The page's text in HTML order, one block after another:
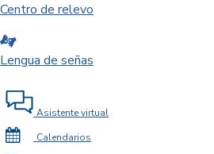
Centro de relevo
Lengua de señas
Asistente virtual
Calendarios